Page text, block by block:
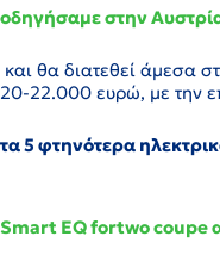
οδηγήσαμε στην
και θα διατεθεί άμεσα
20-22.000 ευρώ, με την
τα 5 φτηνότερα
Smart EQ fortwocoupe